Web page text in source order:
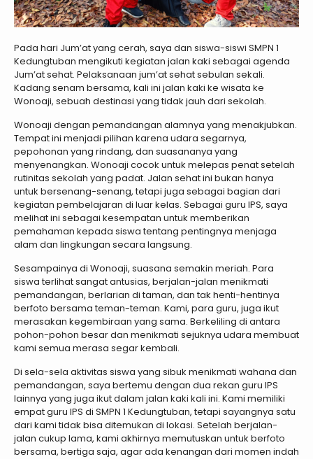
Pada hari Jum’at yang cerah, saya dan siswa-siswi SMPN 1
Kedungtuban mengikuti kegiatan jalan kaki sebagai agenda
Jum’at sehat. Pelaksanaan jum’at sehat sebulan sekali.
Kadang senam bersama, kali ini jalan kaki ke wisata ke
Wonoaji, sebuah destinasi yang tidak jauh dari sekolah.
Wonoaji dengan pemandangan alamnya yang menakjubkan.
Tempat ini menjadi pilihan karena udara segarnya,
pepohonan yang rindang, dan suasananya yang
menyenangkan. Wonoaji cocok untuk melepas penat setelah
rutinitas sekolah yang padat. Jalan sehat ini bukan hanya
untuk bersenang-senang, tetapi juga sebagai bagian dari
kegiatan pembelajaran di luar kelas. Sebagai guru IPS, saya
melihat ini sebagai kesempatan untuk memberikan
pemahaman kepada siswa tentang pentingnya menjaga
alam dan lingkungan secara langsung.
Sesampainya di Wonoaji, suasana semakin meriah. Para
siswa terlihat sangat antusias, berjalan-jalan menikmati
pemandangan, berlarian di taman, dan tak henti-hentinya
berfoto bersama teman-teman. Kami, para guru, juga ikut
merasakan kegembiraan yang sama. Berkeliling di antara
pohon-pohon besar dan menikmati sejuknya udara membuat
kami semua merasa segar kembali.
Di sela-sela aktivitas siswa yang sibuk menikmati wahana dan
pemandangan, saya bertemu dengan dua rekan guru IPS
lainnya yang juga ikut dalam jalan kaki kali ini. Kami memiliki
empat guru IPS di SMPN 1 Kedungtuban, tetapi sayangnya satu
dari kami tidak bisa ditemukan di lokasi. Setelah berjalan-
jalan cukup lama, kami akhirnya memutuskan untuk berfoto
bersama, bertiga saja, agar ada kenangan dari momen indah